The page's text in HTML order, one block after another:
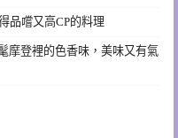
品嚐又高CP的料理
摩登裡的色香味，美味又有氣